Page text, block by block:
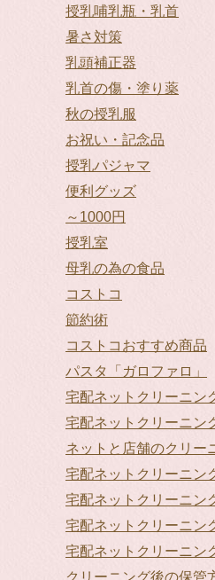
授乳哺乳瓶・乳首
暑さ対策
乳頭補正器
乳首の傷・塗り薬
秋の授乳服
お祝い・記念品
授乳パジャマ
便利グッズ
～1000円
授乳室
母乳の為の食品
コストコ
節約術
コストコおすすめ商品
パスタ「ガロファロ」
宅配ネットクリーニン
宅配ネットクリーニン
ネットと店舗のクリー
宅配ネットクリーニン
宅配ネットクリーニン
宅配ネットクリーニン
宅配ネットクリーニン
クリーニング後の保管